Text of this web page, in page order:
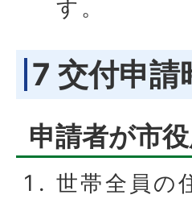
す。
7 交付申請
申請者が市
世帯全員の